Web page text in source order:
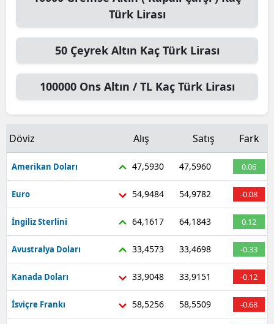
Türk Lirası
50 Çeyrek Altın Kaç Türk Lirası
100000 Ons Altın / TLKaç Türk Lirası
Döviz Alış Satış Fark
Amerikan Doları 47,5930 47,5960 0.06
Euro 54,9484 54,9782 -0.08
İngiliz Sterlini 64,1617 64,1843 0.12
Avustralya Doları 33,4573 33,4698 -0.33
Kanada Doları 33,9048 33,9151 -0.12
İsviçre Frankı 58,5256 58,5509 -0.68